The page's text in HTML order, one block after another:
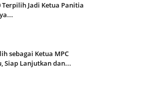
Terpilih Jadi Ketua Panitia
sebagai Ketua MPC
Siap Lanjutkan dan...